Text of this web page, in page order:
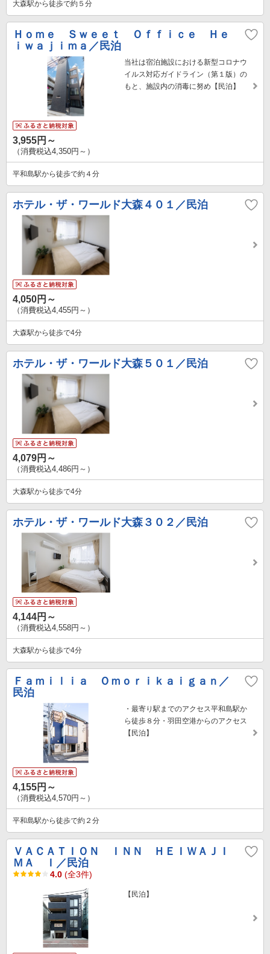
大森駅から徒歩で約５分
Ｈｏｍｅ Ｓｗｅｅｔ Ｏｆｆｉｃｅ Ｈｅ
ｉｗａｊｉｍａ／民泊
当社は宿泊施設における新型コロナウ
イルス対応ガイドライン（第１版）の
もと、施設内の消毒に努め【民泊】
3,955円～
（消費税込4,350円～）
平和島駅から徒歩で約４分
ホテル・ザ・ワールド大森４０１／民泊
4,050円～
（消費税込4,455円～）
大森駅から徒歩で4分
ホテル・ザ・ワールド大森５０１／民泊
4,079円～
（消費税込4,486円～）
大森駅から徒歩で4分
ホテル・ザ・ワールド大森３０２／民泊
4,144円～
（消費税込4,558円～）
大森駅から徒歩で4分
Ｆａｍｉｌｉａ Ｏｍｏｒｉｋａｉｇａｎ／
民泊
・最寄り駅までのアクセス平和島駅か
ら徒歩８分・羽田空港からのアクセス
【民泊】
4,155円～
（消費税込4,570円～）
平和島駅から徒歩で約２分
ＶＡＣＡＴＩＯＮ ＩＮＮ ＨＥＩＷＡＪＩ
ＭＡ Ｉ／民泊
4.0 (全3件)
【民泊】